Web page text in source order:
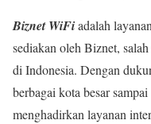
Biznet WiFiadalah
sediakan oleh Biznet,
di Indonesia. Dengan
berbagai kota besar
menghadirkan layanan